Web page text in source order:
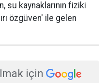
su kaynaklarının fiziki
özgüven' ile gelen
için